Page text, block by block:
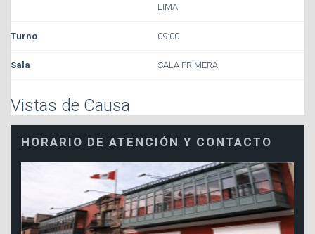
LIMA.
09:00
SALA PRIMERA
Vistas de Causa
HORARIO DE ATENCIÓN Y CONTACTO